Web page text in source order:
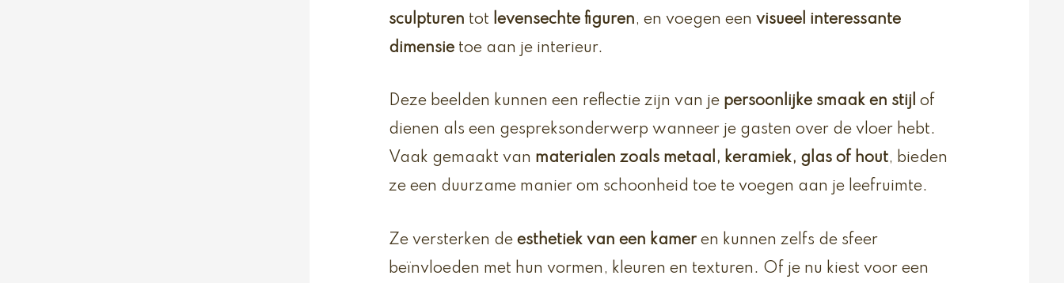
sculpturen tot levensechte figuren, en voegen een visueel interessante
dimensie toe aan je interieur.
Deze beelden kunnen een reflectie zijn van je persoonlijke smaak en stijl of
dienen als een gespreksonderwerp wanneer je gasten over de vloer hebt.
Vaak gemaakt van materialen zoals metaal, keramiek, glas of hout, bieden
ze een duurzame manier om schoonheid toe te voegen aan je leefruimte.
Ze versterken de esthetiek van een kameren kunnen zelfs de sfeer
beïnvloeden met hun vormen, kleuren en texturen. Of je nu kiest voor een